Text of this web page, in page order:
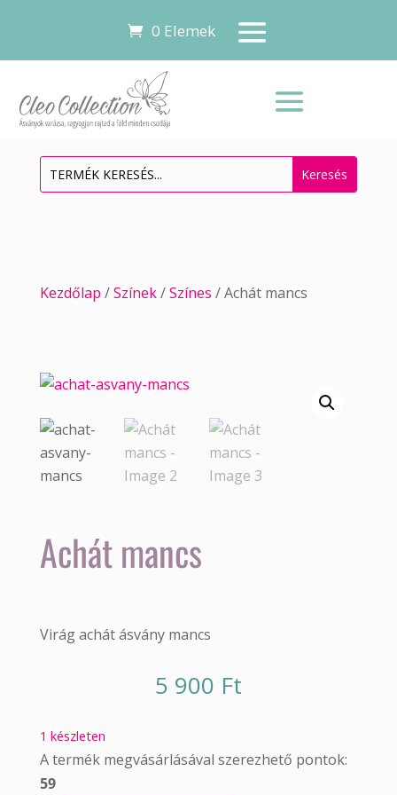
0 Elemek
Kezdőlap /Színek/Színes / Achát mancs
Achát mancs
Virág achát ásvány mancs
5 900 Ft
1 készleten
A termék megvásárlásával szerezhető pontok:
59